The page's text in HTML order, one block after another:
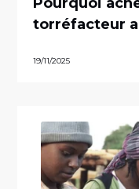
torréfacteur
19/11/2025